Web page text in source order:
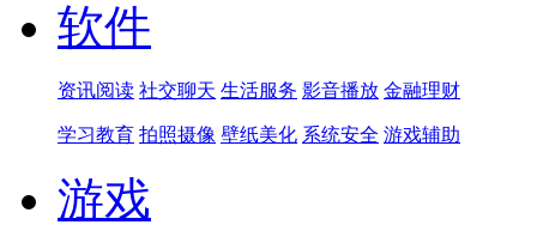
软件
资讯阅读 社交聊天 生活服务 影音播放 金融理财
学习教育 拍照摄像 壁纸美化 系统安全 游戏辅助
游戏